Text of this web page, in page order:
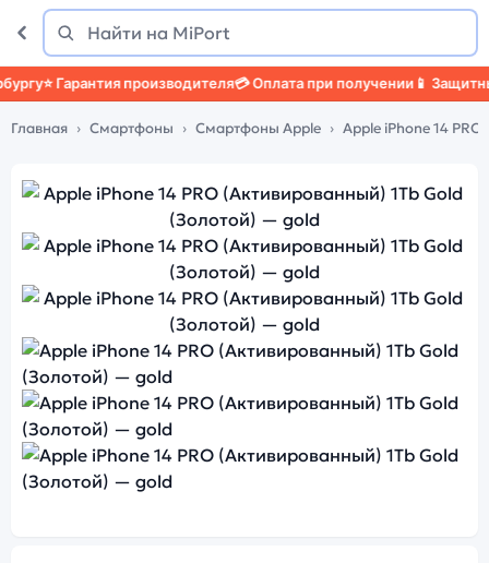
Поиск
Найти
Гарантия производителя💳 Оплата при получении📱 Защитный
Главная Смартфоны Смартфоны Apple Apple iPhone 14